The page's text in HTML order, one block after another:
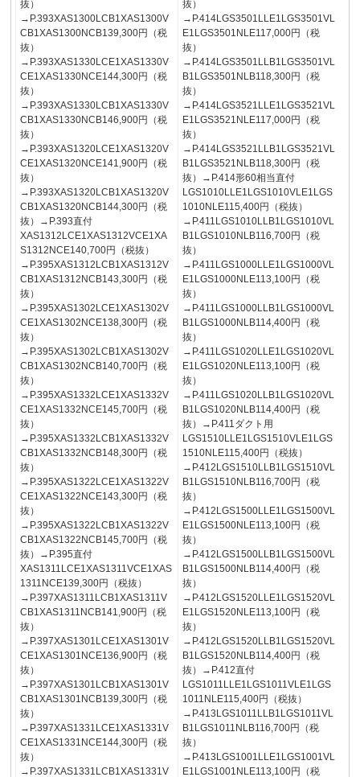
抜）
→P.393XAS1300LCB1XAS1300V
CB1XAS1300NCB139,300円（税
抜）
→P.393XAS1330LCE1XAS1330V
CE1XAS1330NCE144,300円（税
抜）
→P.393XAS1330LCB1XAS1330V
CB1XAS1330NCB146,900円（税
抜）
→P.393XAS1320LCE1XAS1320V
CE1XAS1320NCE141,900円（税
抜）
→P.393XAS1320LCB1XAS1320V
CB1XAS1320NCB144,300円（税
抜）→P.393直付
XAS1312LCE1XAS1312VCE1XA
S1312NCE140,700円（税抜）
→P.395XAS1312LCB1XAS1312V
CB1XAS1312NCB143,300円（税
抜）
→P.395XAS1302LCE1XAS1302V
CE1XAS1302NCE138,300円（税
抜）
→P.395XAS1302LCB1XAS1302V
CB1XAS1302NCB140,700円（税
抜）
→P.395XAS1332LCE1XAS1332V
CE1XAS1332NCE145,700円（税
抜）
→P.395XAS1332LCB1XAS1332V
CB1XAS1332NCB148,300円（税
抜）
→P.395XAS1322LCE1XAS1322V
CE1XAS1322NCE143,300円（税
抜）
→P.395XAS1322LCB1XAS1322V
CB1XAS1322NCB145,700円（税
抜）→P.395直付
XAS1311LCE1XAS1311VCE1XAS
1311NCE139,300円（税抜）
→P.397XAS1311LCB1XAS1311V
CB1XAS1311NCB141,900円（税
抜）
→P.397XAS1301LCE1XAS1301V
CE1XAS1301NCE136,900円（税
抜）
→P.397XAS1301LCB1XAS1301V
CB1XAS1301NCB139,300円（税
抜）
→P.397XAS1331LCE1XAS1331V
CE1XAS1331NCE144,300円（税
抜）
→P.397XAS1331LCB1XAS1331V
抜）
→P.414LGS3501LLE1LGS3501VL
E1LGS3501NLE117,000円（税
抜）
→P.414LGS3501LLB1LGS3501VL
B1LGS3501NLB118,300円（税
抜）
→P.414LGS3521LLE1LGS3521VL
E1LGS3521NLE117,000円（税
抜）
→P.414LGS3521LLB1LGS3521VL
B1LGS3521NLB118,300円（税
抜）→P.414形60相当直付
LGS1010LLE1LGS1010VLE1LGS
1010NLE115,400円（税抜）
→P.411LGS1010LLB1LGS1010VL
B1LGS1010NLB116,700円（税
抜）
→P.411LGS1000LLE1LGS1000VL
E1LGS1000NLE113,100円（税
抜）
→P.411LGS1000LLB1LGS1000VL
B1LGS1000NLB114,400円（税
抜）
→P.411LGS1020LLE1LGS1020VL
E1LGS1020NLE113,100円（税
抜）
→P.411LGS1020LLB1LGS1020VL
B1LGS1020NLB114,400円（税
抜）→P.411ダクト用
LGS1510LLE1LGS1510VLE1LGS
1510NLE115,400円（税抜）
→P.412LGS1510LLB1LGS1510VL
B1LGS1510NLB116,700円（税
抜）
→P.412LGS1500LLE1LGS1500VL
E1LGS1500NLE113,100円（税
抜）
→P.412LGS1500LLB1LGS1500VL
B1LGS1500NLB114,400円（税
抜）
→P.412LGS1520LLE1LGS1520VL
E1LGS1520NLE113,100円（税
抜）
→P.412LGS1520LLB1LGS1520VL
B1LGS1520NLB114,400円（税
抜）→P.412直付
LGS1011LLE1LGS1011VLE1LGS
1011NLE115,400円（税抜）
→P.413LGS1011LLB1LGS1011VL
B1LGS1011NLB116,700円（税
抜）
→P.413LGS1001LLE1LGS1001VL
E1LGS1001NLE113,100円（税